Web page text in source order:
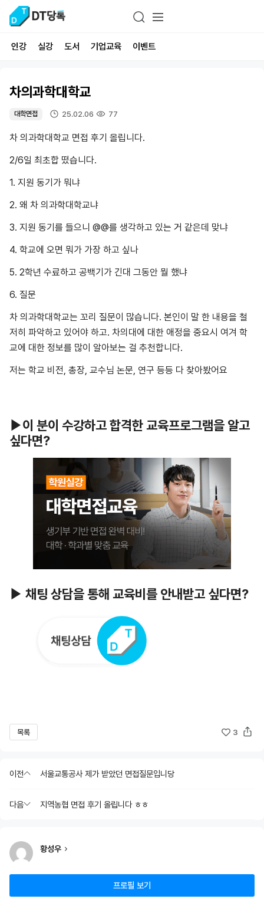
인강 실강 도서 기업교육 이벤트
차의과학대학교
대학면접 25.02.06 77
차 의과학대학교 면접 후기 올립니다.
2/6일 최초합 떴습니다.
1. 지원 동기가 뭐냐
2. 왜 차 의과학대학교냐
3. 지원 동기를 들으니 @@를 생각하고 있는 거 같은데 맞냐
4. 학교에 오면 뭐가 가장 하고 싶나
5. 2학년 수료하고 공백기가 긴대 그동안 뭘 했냐
6. 질문
차 의과학대학교는 꼬리 질문이 많습니다. 본인이 말 한 내용을 철
저히 파악하고 있어야 하고. 차의대에 대한 애정을 중요시 여겨 학
교에 대한 정보를 많이 알아보는 걸 추천합니다.
저는 학교 비전, 총장, 교수님 논문, 연구 등등 다 찾아봤어요
▶이 분이 수강하고 합격한 교육프로그램을 알고
싶다면?
▶ 채팅 상담을 통해 교육비를 안내받고 싶다면?
목록 3
이전 서울교통공사 제가 받았던 면접질문입니당
다음 지역농협 면접 후기 올립니다 ㅎㅎ
황성우
프로필 보기